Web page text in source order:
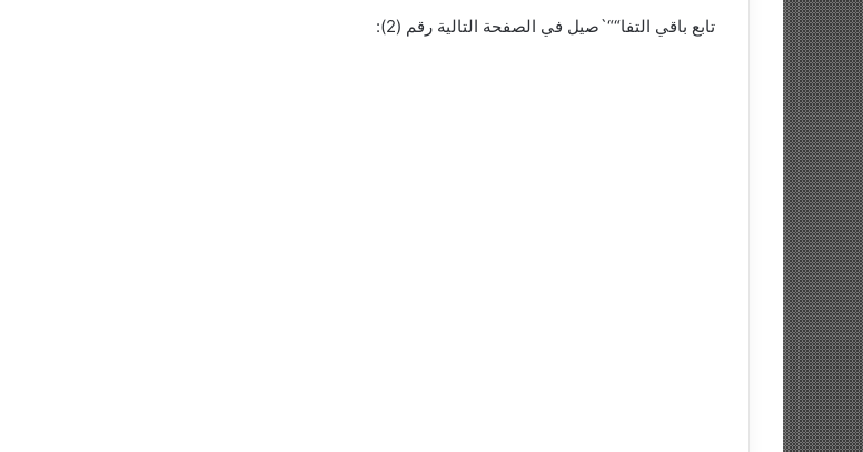
تابع باقي التفا““`صيل في الصفحة التالية رقم (2):